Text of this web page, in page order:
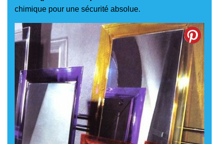
chimique pour une sécurité absolue.